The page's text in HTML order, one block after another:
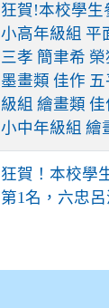
狂賀!本校學生
小高年級組 平
三孝 簡聿希
墨畫類 佳作
級組 繪畫類
小中年級組 繪
狂賀！本校學
第1名，六忠